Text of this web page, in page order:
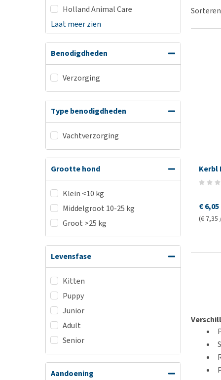
Bekijk alles
Holland Animal Care
Laat meer zien
Benodigdheden
Verzorging
Type benodigdheden
Vachtverzorging
Grootte hond
Klein <10 kg
Middelgroot 10-25 kg
Groot >25 kg
Levensfase
Kitten
Puppy
Junior
Adult
Senior
Aandoening
Kerbl
€ 6,05
(€ 7,35